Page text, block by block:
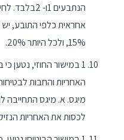
הנתבעים 1ו-
אחראית כלפי התובע,
15%, ולכל היותר 20%.
1 במישור החוזי,
האחריות והחבות
מיגס. א. מיגס התחייבה
לכסות את האחריות